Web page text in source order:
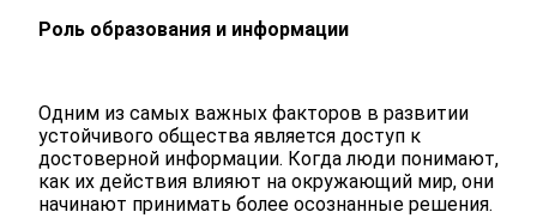
Роль образования и информации
Одним из самых важных факторов в развитии
устойчивого общества является доступ к
достоверной информации. Когда люди понимают,
как их действия влияют на окружающий мир, они
начинают принимать более осознанные решения.